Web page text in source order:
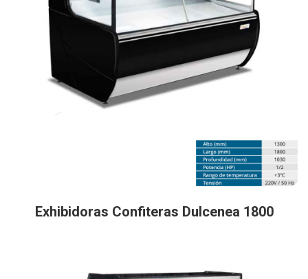
Exhibidoras Confiteras Dulcenea 1800